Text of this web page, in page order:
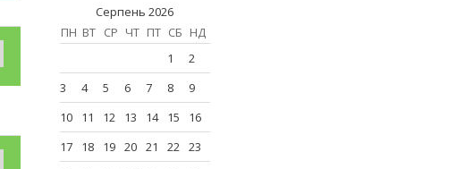
Серпень 2026
ПН ВТ СР ЧТ ПТ СБ НД
1
2
3
4 5 6 7 8
9
10
11 12 13 14 15
16
17
18 19 20 21 22
23